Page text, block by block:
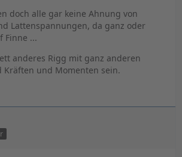
doch alle gar keine Ahnung von
Lattenspannungen, da ganz oder
Finne ...
anderes Rigg mit ganz anderen
Kräften und Momenten sein.